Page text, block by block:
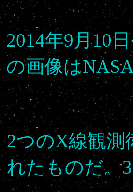
2014年9月10
の画像は
2つのX線観測
れたものだ。